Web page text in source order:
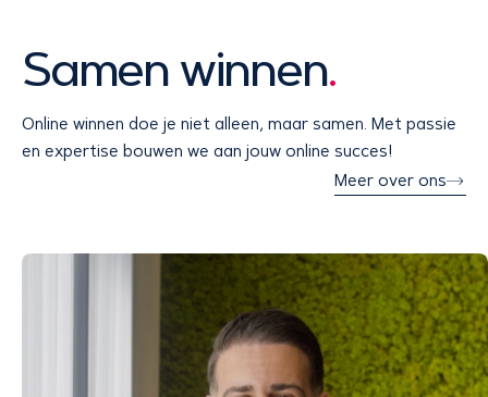
Samen winnen.
Online winnen doe je niet alleen, maar samen. Met passie
en expertise bouwen we aan jouw online succes!
Meer over ons